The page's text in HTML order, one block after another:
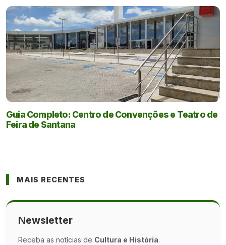
Guia Completo: Centro de Convenções e Teatro de
Feira de Santana
MAIS RECENTES
Newsletter
Receba as notícias de Cultura e História.